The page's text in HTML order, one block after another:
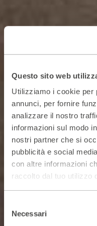
Questo sito web
Utilizziamo i cookie per
annunci, per fornire
analizzare il nostro
informazioni sul modo
nostri partner che si
pubblicità e social
con altre informazioni
raccolto dal tuo utilizzo
delNecessari